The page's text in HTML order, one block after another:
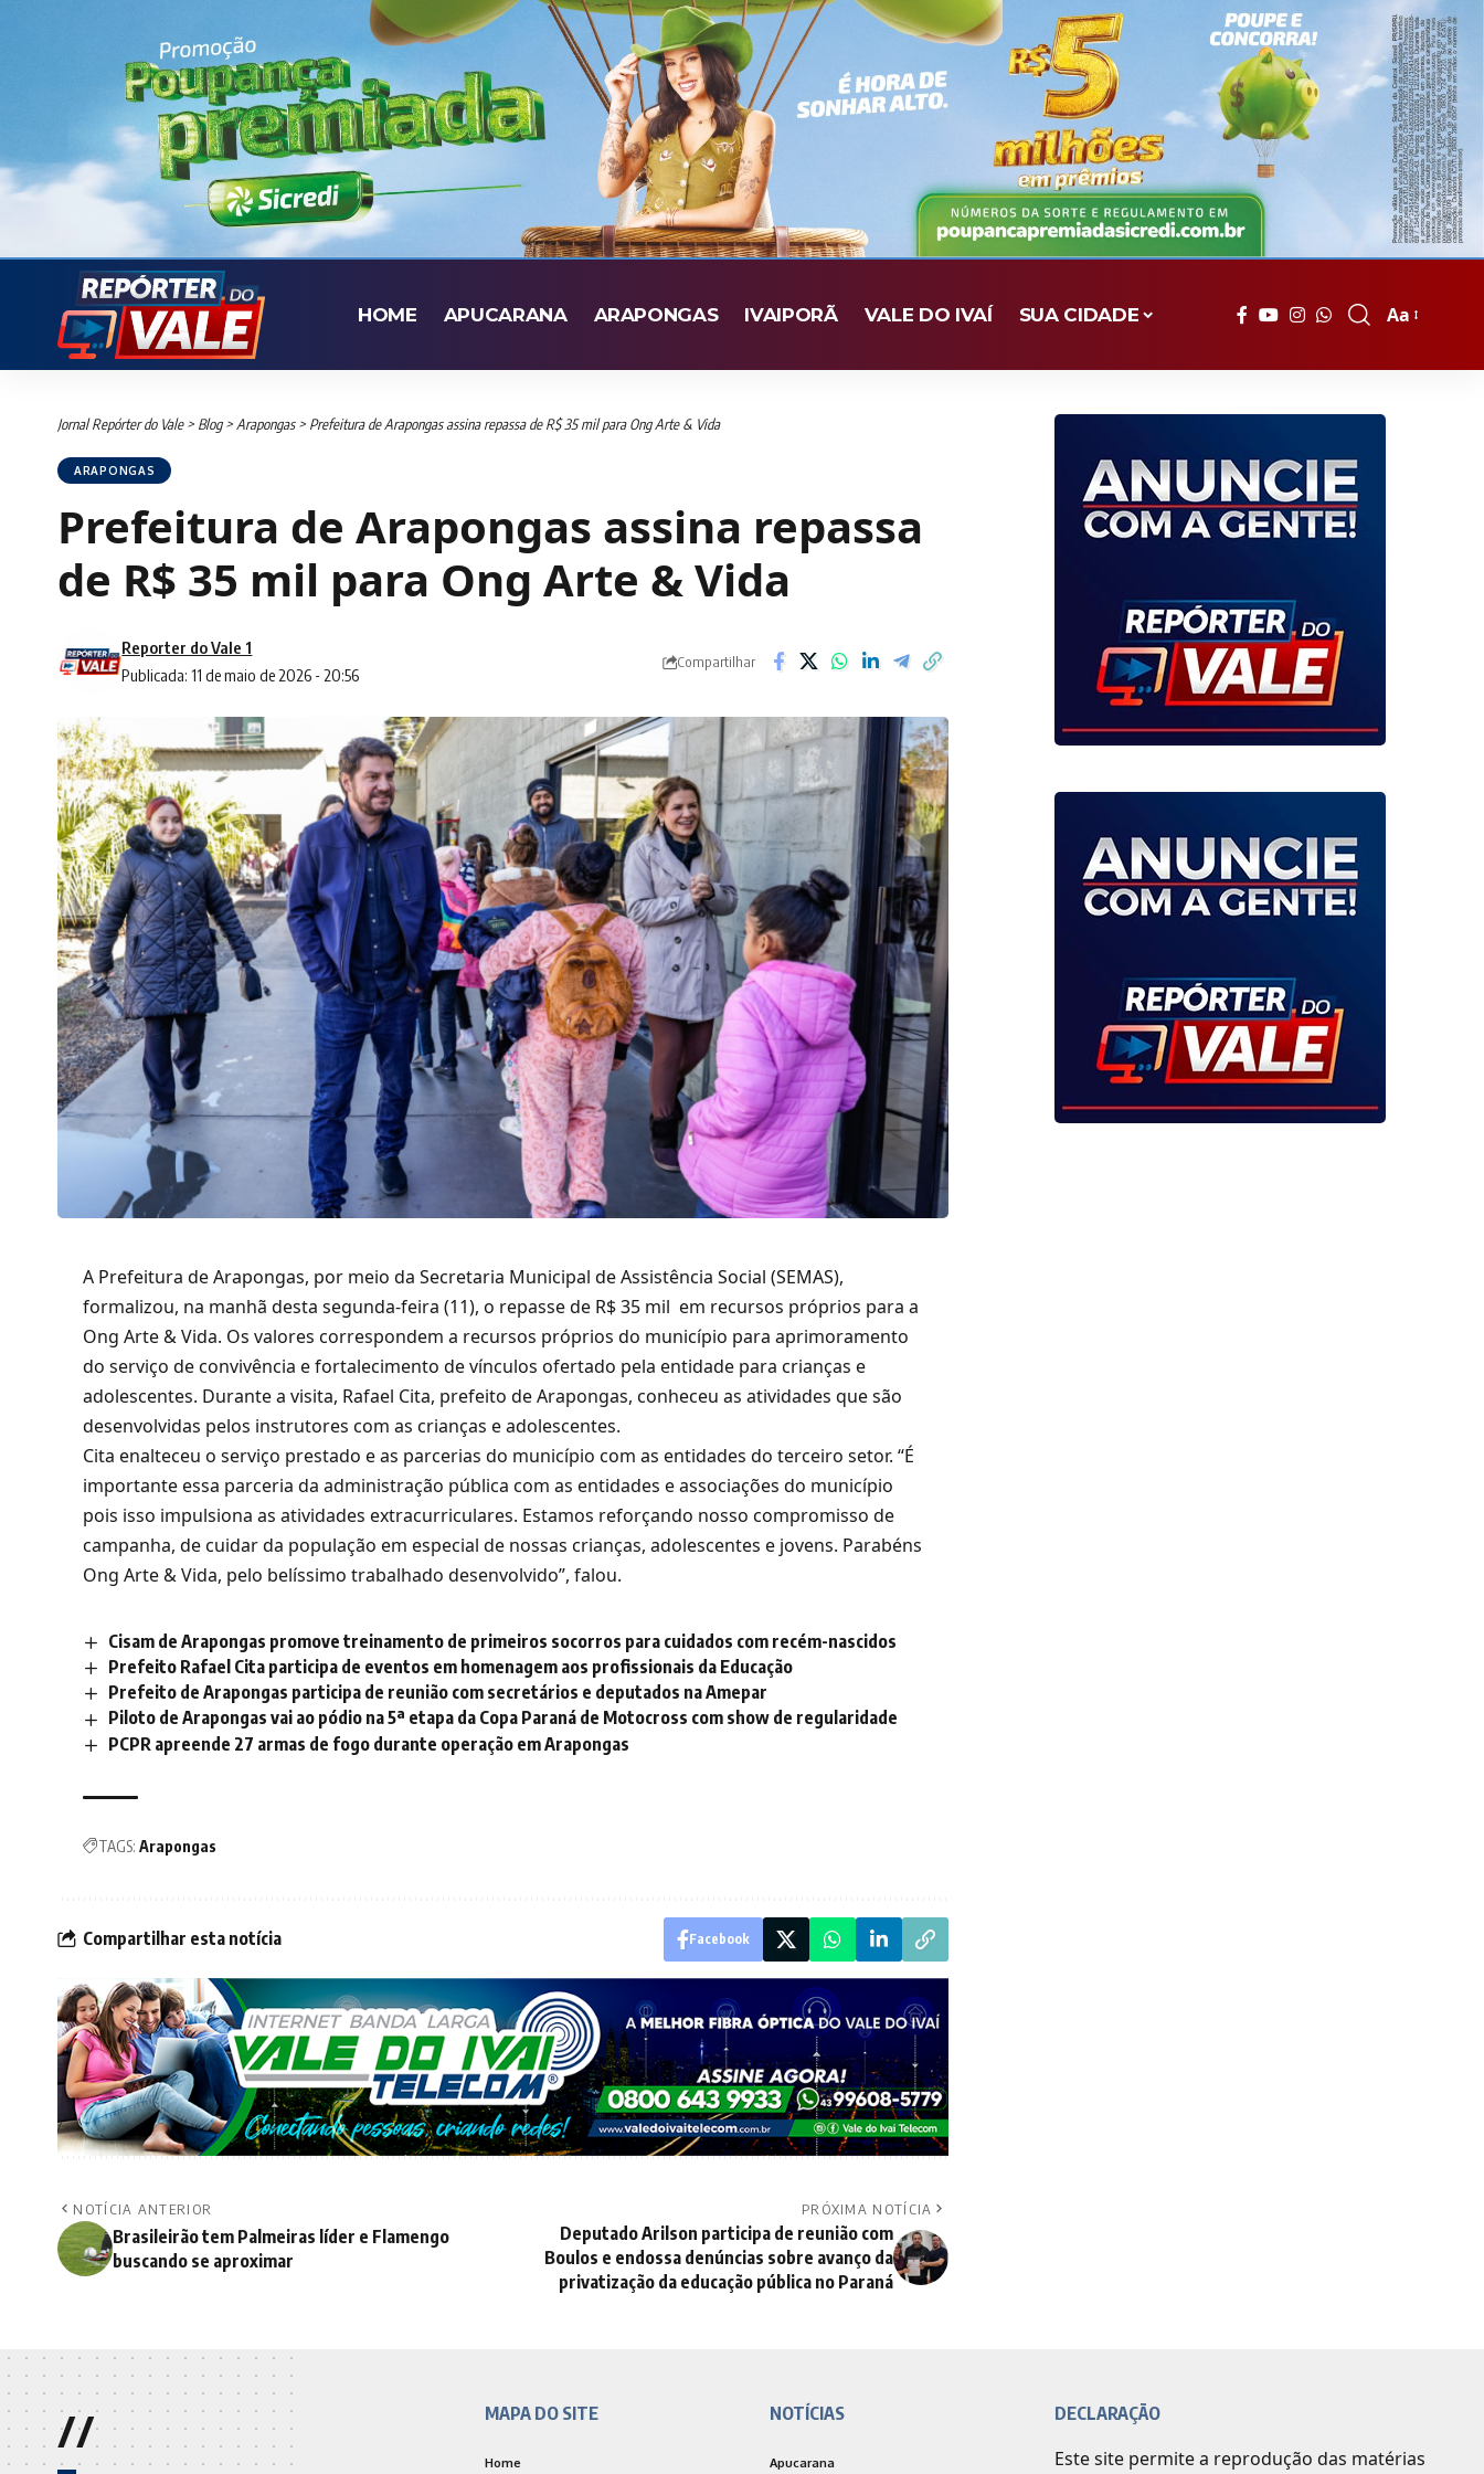
HOME APUCARANA ARAPONGAS IVAIPORÃ VALE DO IVAÍ SUA CIDADE
Font
Aa
Jornal Repórter do Vale> Blog> Arapongas> Prefeitura de Arapongas assina repassa de R$ 35 mil para Ong Arte & Vida
ARAPONGAS
Prefeitura de Arapongas assina repassa
de R$ 35 mil para Ong Arte & Vida
Publicada: 11 de maio de 2026 - 20:56
Reporter do Vale 1
Compartilhar
A Prefeitura de Arapongas, por meio da Secretaria Municipal de Assistência Social (SEMAS),
formalizou, na manhã desta segunda-feira (11), o repasse de R$ 35 mil em recursos próprios para a
Ong Arte & Vida. Os valores correspondem a recursos próprios do município para aprimoramento
do serviço de convivência e fortalecimento de vínculos ofertado pela entidade para crianças e
adolescentes. Durante a visita, Rafael Cita, prefeito de Arapongas, conheceu as atividades que são
desenvolvidas pelos instrutores com as crianças e adolescentes.
Cita enalteceu o serviço prestado e as parcerias do município com as entidades do terceiro setor. “É
importante essa parceria da administração pública com as entidades e associações do município
pois isso impulsiona as atividades extracurriculares. Estamos reforçando nosso compromisso de
campanha, de cuidar da população em especial de nossas crianças, adolescentes e jovens. Parabéns
Ong Arte & Vida, pelo belíssimo trabalhado desenvolvido”, falou.
Cisam de Arapongas promove treinamento de primeiros socorros para cuidados com recém-nascidos
Prefeito Rafael Cita participa de eventos em homenagem aos profissionais da Educação
Prefeito de Arapongas participa de reunião com secretários e deputados na Amepar
Piloto de Arapongas vai ao pódio na 5ª etapa da Copa Paraná de Motocross com show de regularidade
PCPR apreende 27 armas de fogo durante operação em Arapongas
TAGS: Arapongas
Compartilhar esta notícia Facebook
NOTÍCIA ANTERIOR
Brasileirão tem Palmeiras líder e Flamengo
buscando se aproximar
PRÓXIMA NOTÍCIA
Deputado Arilson participa de reunião com
Boulos e endossa denúncias sobre avanço da
privatização da educação pública no Paraná
// MAPA DO SITE
Home
NOTÍCIAS
Apucarana
DECLARAÇÃO
Este site permite a reprodução das matérias